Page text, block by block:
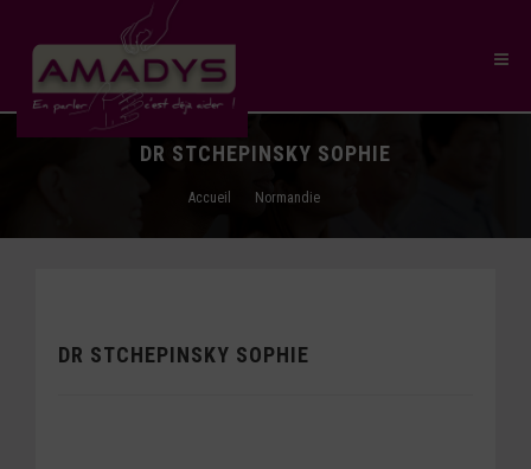
DR STCHEPINSKY SOPHIE
Accueil Normandie
DR STCHEPINSKY SOPHIE